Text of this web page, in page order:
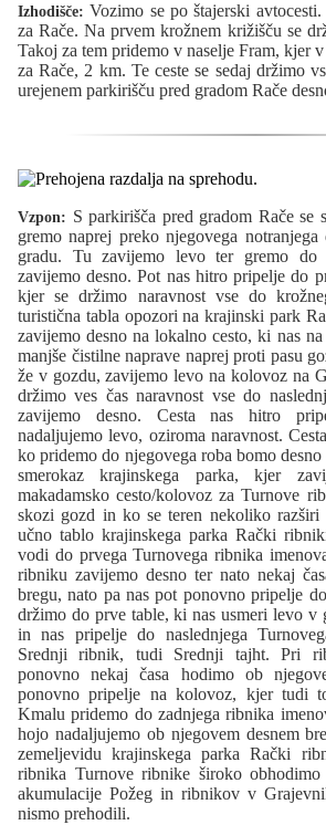
Izhodišče: Vozimo se po štajerski
za Rače. Na prvem krožnem križišču se
Takoj za tem pridemo v naselje Fram, kjer
za Rače, 2 km. Te ceste se sedaj držimo
urejenem parkirišču pred gradom Rače
Vzpon: S parkirišča pred gradom Rače se
gremo naprej preko njegovega
gradu. Tu zavijemo levo ter gremo do
zavijemo desno. Pot nas hitro pripelje do
kjer se držimo naravnost vse do
turistična tabla opozori na krajinski park
zavijemo desno na lokalno cesto, ki nas
manjše čistilne naprave naprej proti pasu
že v gozdu, zavijemo levo na kolovoz na
držimo ves čas naravnost vse do
zavijemo desno. Cesta nas hitro
nadaljujemo levo, oziroma naravnost.
ko pridemo do njegovega roba bomo
smerokaz krajinskega parka, kjer
makadamsko cesto/kolovoz za Turnove
skozi gozd in ko se teren nekoliko
učno tablo krajinskega parka Rački
vodi do prvega Turnovega ribnika
ribniku zavijemo desno ter nato nekaj
bregu, nato pa nas pot ponovno pripelje
držimo do prve table, ki nas usmeri levo v
in nas pripelje do naslednjega
Srednji ribnik, tudi Srednji tajht. Pri
ponovno nekaj časa hodimo ob
ponovno pripelje na kolovoz, kjer tudi
Kmalu pridemo do zadnjega ribnika
hojo nadaljujemo ob njegovem desnem
zemeljevidu krajinskega parka Rački
ribnika Turnove ribnike široko
akumulacije Požeg in ribnikov v
nismo prehodili.